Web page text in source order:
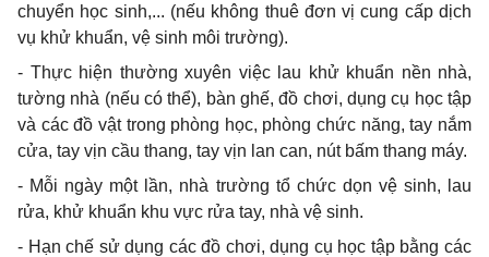
chuyển học sinh,... (nếu không thuê đơn vị cung cấp dịch
vụ khử khuẩn, vệ sinh môi trường).
- Thực hiện thường xuyên việc lau khử khuẩn nền nhà,
tường nhà (nếu có thể), bàn ghế, đồ chơi, dụng cụ học tập
và các đồ vật trong phòng học, phòng chức năng, tay nắm
cửa, tay vịn cầu thang, tay vịn lan can, nút bấm thang máy.
- Mỗi ngày một lần, nhà trường tổ chức dọn vệ sinh, lau
rửa, khử khuẩn khu vực rửa tay, nhà vệ sinh.
- Hạn chế sử dụng các đồ chơi, dụng cụ học tập bằng các